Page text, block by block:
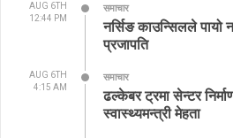
AUG 6TH
12:44 PM
समाचार
नर्सिङ काउन्सिलले पायो
प्रजापति
AUG 6TH
4:15 AM
समाचार
ढल्केबर ट्रमा सेन्टर
स्वास्थ्यमन्त्री मेहता